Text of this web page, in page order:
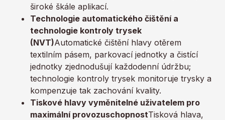
široké škále aplikací.
Technologie automatického čištění a
technologie kontroly trysek
(NVT)Automatické čištění hlavy otěrem
textilním pásem, parkovací jednotky a čistící
jednotky zjednodušují každodenní údržbu;
technologie kontroly trysek monitoruje trysky a
kompenzuje tak zachování kvality.
Tiskové hlavy vyměnitelné uživatelem pro
maximální provozuschopnostTisková hlava,